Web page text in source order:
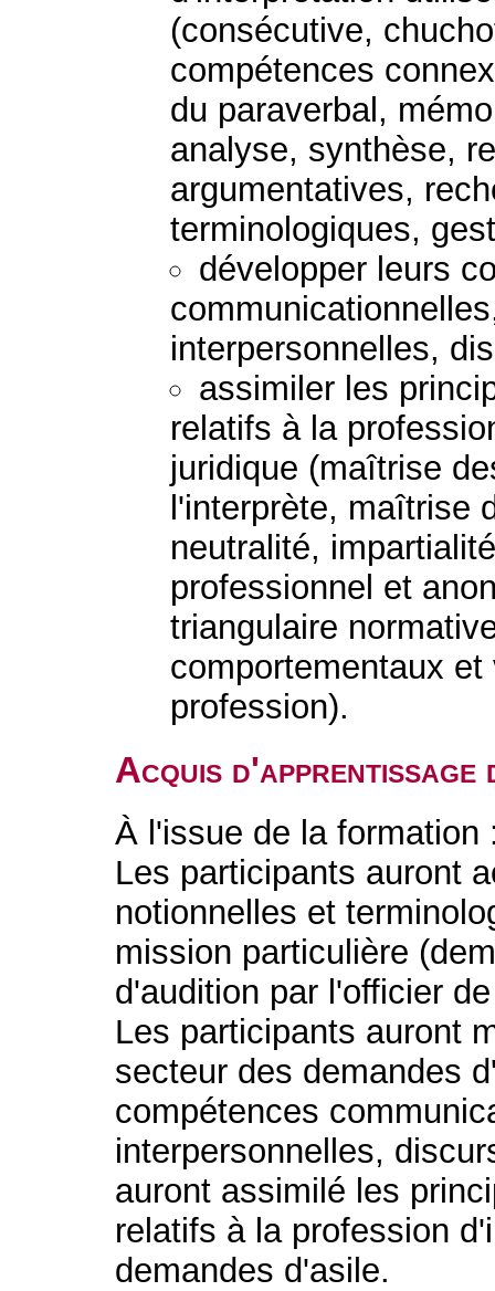
(consécutive,
compétences
du paraverbal,
analyse, synthèse,
argumentatives,
terminologiques,
développer leurs
interpersonnelles,
assimiler les
relatifs à la
juridique (maîtrise
l'interprète, maîtrise
neutralité,
professionnel et
triangulaire
comportementaux
profession).
Acquis d'apprentissage
À l'issue de la formation
Les participants auront
notionnelles et
mission particulière
d'audition par l'officier
Les participants auront
secteur des demandes
compétences
interpersonnelles,
auront assimilé les
relatifs à la profession
demandes d'asile.